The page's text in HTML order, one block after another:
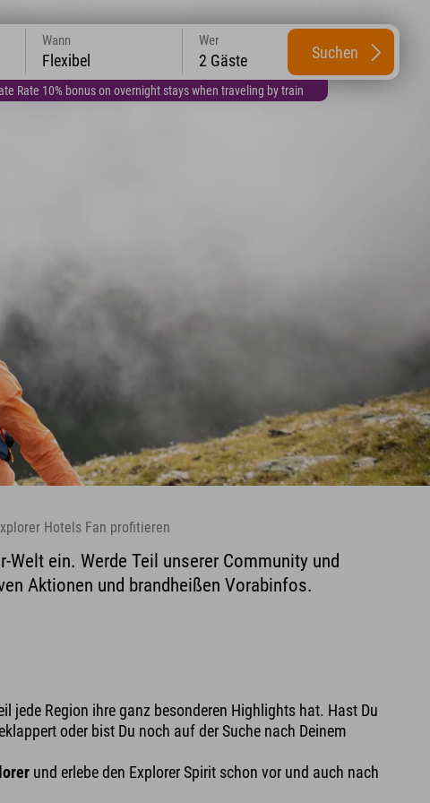
Rate 10% bonus on overnight stays when traveling by train
Wann
Flexibel
Wer
2 Gäste Suchen
Hotels Fan profitieren
Welt ein. Werde Teil unserer Community und
Aktionen und brandheißen Vorabinfos.
jede Region ihre ganz besonderen Highlights hat. Hast Du
oder bist Du noch auf der Suche nach Deinem
und erlebe den Explorer Spirit schon vor und auch nach